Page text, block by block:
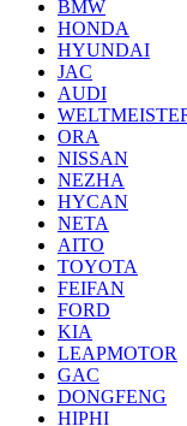
BMW
HONDA
HYUNDAI
JAC
AUDI
ORA
NISSAN
NEZHA
HYCAN
NETA
AITO
TOYOTA
FEIFAN
FORD
KIA
LEAPMOTOR
GAC
DONGFENG
HIPHI